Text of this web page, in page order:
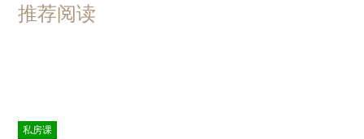
推荐阅读
私房课